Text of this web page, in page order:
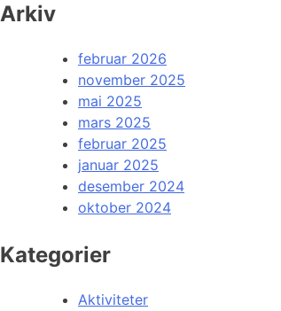
Arkiv
februar 2026
november 2025
mai 2025
mars 2025
februar 2025
januar 2025
desember 2024
oktober 2024
Kategorier
Aktiviteter